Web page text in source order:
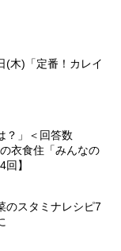
(木)「定番！カレイ
？」＜回答数
衣食住「みんなの
】
のスタミナレシピ7